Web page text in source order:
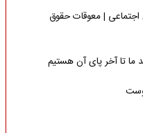
اجتماعی | معوقات حقوق
ما تا آخر پای آن هستیم